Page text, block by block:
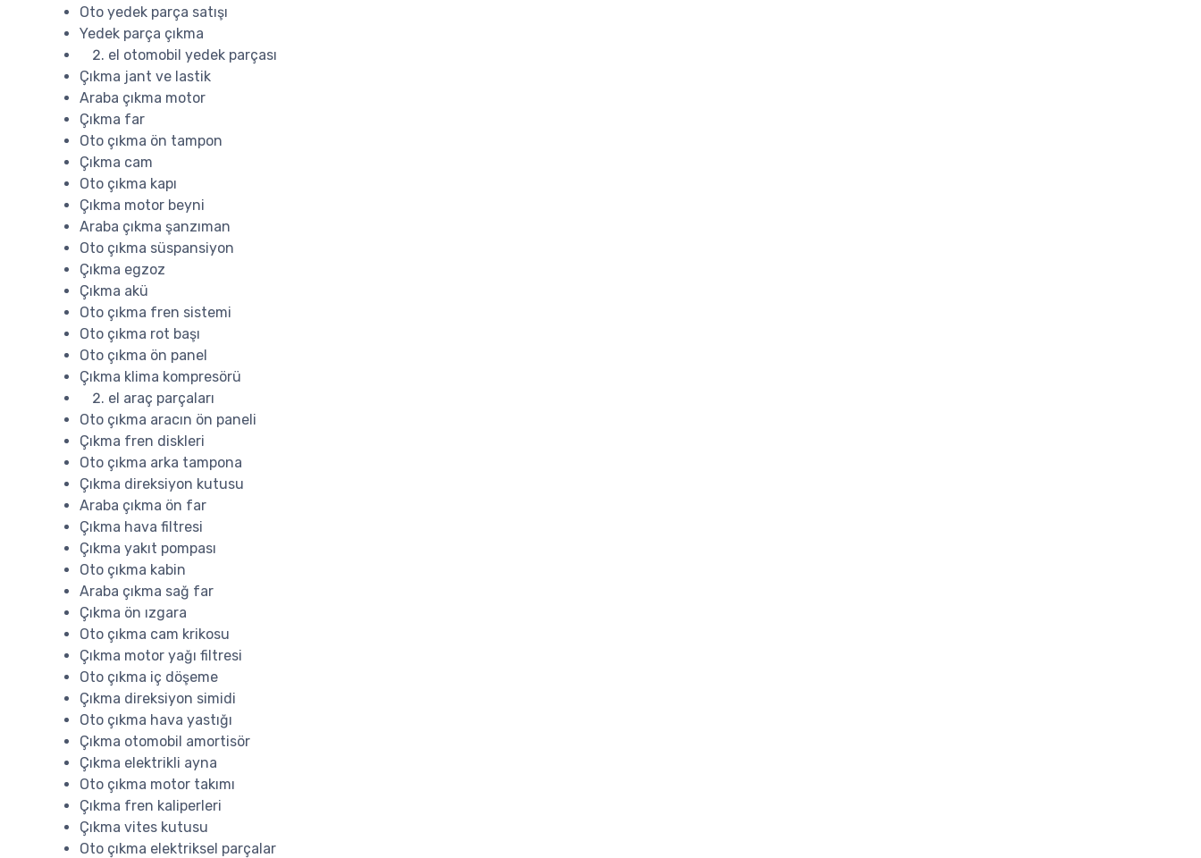
Oto yedek parça satışı
Yedek parça çıkma
el otomobil yedek parçası
Çıkma jant ve lastik
Araba çıkma motor
Çıkma far
Oto çıkma ön tampon
Çıkma cam
Oto çıkma kapı
Çıkma motor beyni
Araba çıkma şanzıman
Oto çıkma süspansiyon
Çıkma egzoz
Çıkma akü
Oto çıkma fren sistemi
Oto çıkma rot başı
Oto çıkma ön panel
Çıkma klima kompresörü
el araç parçaları
Oto çıkma aracın ön paneli
Çıkma fren diskleri
Oto çıkma arka tampona
Çıkma direksiyon kutusu
Araba çıkma ön far
Çıkma hava filtresi
Çıkma yakıt pompası
Oto çıkma kabin
Araba çıkma sağ far
Çıkma ön ızgara
Oto çıkma cam krikosu
Çıkma motor yağı filtresi
Oto çıkma iç döşeme
Çıkma direksiyon simidi
Oto çıkma hava yastığı
Çıkma otomobil amortisör
Çıkma elektrikli ayna
Oto çıkma motor takımı
Çıkma fren kaliperleri
Çıkma vites kutusu
Oto çıkma elektriksel parçalar